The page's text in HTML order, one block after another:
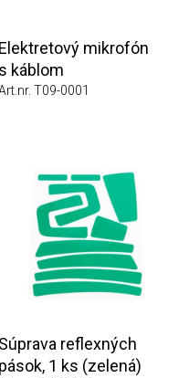
Elektretový mikrofón
s káblom
T09-0001
Súprava reflexných
pások, 1 ks (zelená)